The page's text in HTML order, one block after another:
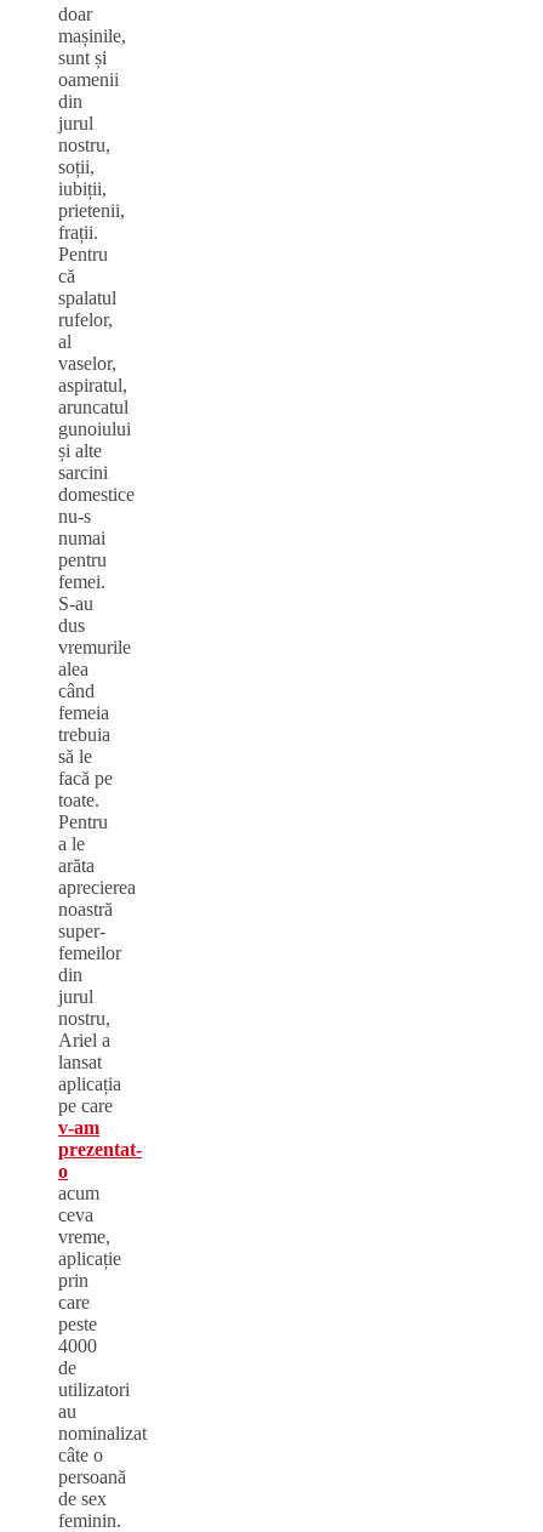
doar
mașinile,
sunt și
oamenii
din
jurul
nostru,
soții,
iubiții,
prietenii,
frații.
Pentru
că
spalatul
rufelor,
al
vaselor,
aspiratul,
aruncatul
gunoiului
și alte
sarcini
domestice
nu-s
numai
pentru
femei.
S-au
dus
vremurile
alea
când
femeia
trebuia
să le
facă pe
toate.
Pentru
a le
arăta
aprecierea
noastră
super-
femeilor
din
jurul
nostru,
Ariel a
lansat
aplicația
pe care
v-am
prezentat-
o
acum
ceva
vreme,
aplicație
prin
care
peste
4000
de
utilizatori
au
nominalizat
câte o
persoană
de sex
feminin.